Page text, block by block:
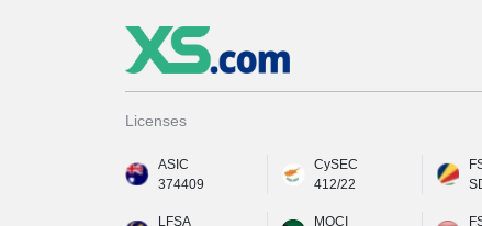
Licenses
ASIC
374409
CySEC
412/22
LFSA
MOCI